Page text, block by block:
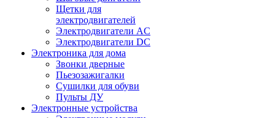
Щетки для
электродвигателей
Электродвигатели AC
Электродвигатели DC
Электроника для дома
Звонки дверные
Пьезозажигалки
Сушилки для обуви
Пульты ДУ
Электронные устройства